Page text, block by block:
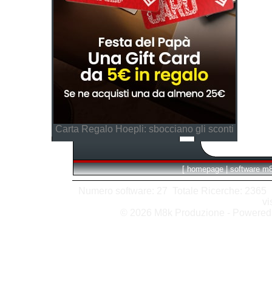
Carta Regalo Hoepli: sbocciano gli sconti
[ homepage | software